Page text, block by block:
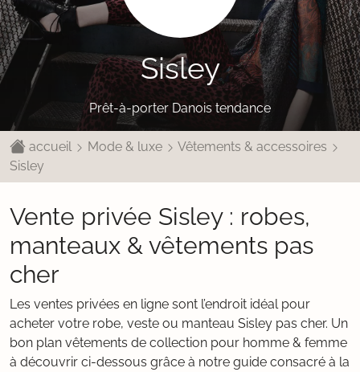
Sisley
Prêt-à-porter Danois tendance
accueil Mode & luxe
Vêtements & accessoires
Sisley
Vente privée Sisley : robes,
manteaux & vêtements pas
cher
Les ventes privées en ligne sont l’endroit idéal pour
acheter votre robe, veste ou manteau Sisley pas cher. Un
bon plan vêtements de collection pour homme & femme
à découvrir ci-dessous grâce à notre guide consacré à la